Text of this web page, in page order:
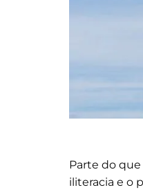
Parte do
iliteracia e o